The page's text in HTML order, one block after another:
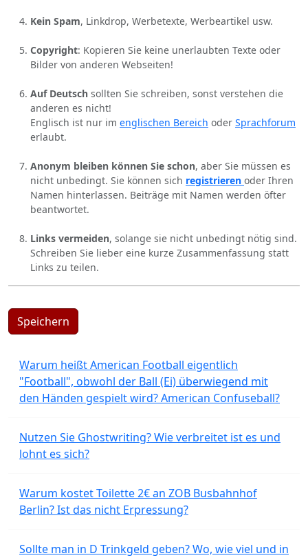
Kein Spam, Linkdrop, Werbetexte, Werbeartikel usw.
Copyright: Kopieren Sie keine unerlaubten Texte oder
Bilder von anderen Webseiten!
Auf Deutsch sollten Sie schreiben, sonst verstehen die
anderen es nicht!
Englisch ist nur im englischen Bereich oder Sprachforum
erlaubt.
Anonym bleiben können Sie schon, aber Sie müssen es
nicht unbedingt. Sie können sich registrieren oder Ihren
Namen hinterlassen. Beiträge mit Namen werden öfter
beantwortet.
Links vermeiden, solange sie nicht unbedingt nötig sind.
Schreiben Sie lieber eine kurze Zusammenfassung statt
Links zu teilen.
Speichern
Warum heißt American Football eigentlich
"Football", obwohl der Ball (Ei) überwiegend mit
den Händen gespielt wird? American Confuseball?
Nutzen Sie Ghostwriting? Wie verbreitet ist es und
lohnt es sich?
Warum kostet Toilette 2€ an ZOB Busbahnhof
Berlin? Ist das nicht Erpressung?
Sollte man in D Trinkgeld geben? Wo, wie viel und in